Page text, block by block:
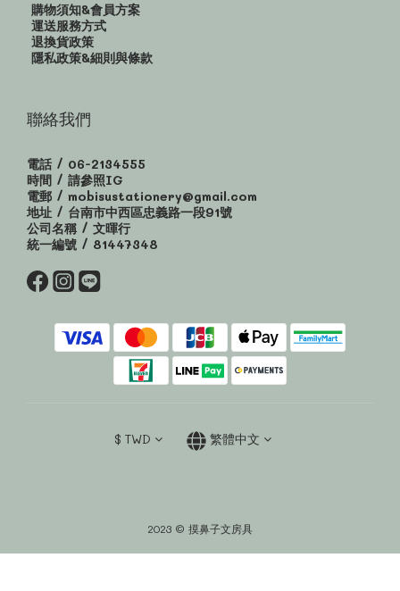
購物須知&會員方案
運送服務方式
退換貨政策
隱私政策&細則與條款
聯絡我們
電話 / 06-2134555
時間 / 請參照IG
電郵 / mobisustationery@gmail.com
地址 / 台南市中西區忠義路一段91號
公司名稱 / 文暉行
統一編號 / 81447348
$ TWD 繁體中文
2023 © 摸鼻子文房具